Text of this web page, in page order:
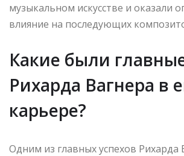
музыкальном искусстве и оказали
влияние на последующих
Какие были
Рихарда Вагнера в
карьере?
Одним из главных успехов Рихарда